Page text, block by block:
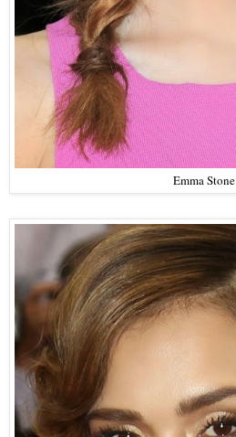
Emma Stone